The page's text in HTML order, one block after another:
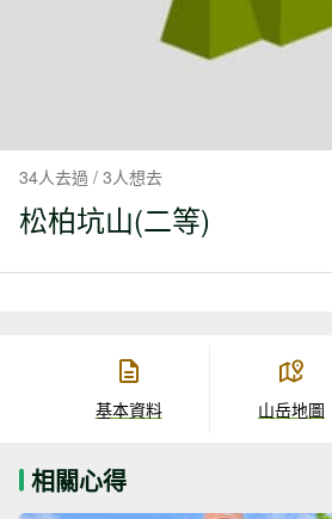
34人去過 / 3人想去
松柏坑山(二等)
基本資料 山岳地圖
相關心得